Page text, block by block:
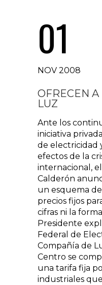
01
NOV 2008
OFRECEN A
LUZ
Ante los
iniciativa
de electricidad
efectos de la
internacional,
Calderón
un esquema
precios fijos
cifras ni la
Presidente
Federal de
Compañía de
Centro se
una tarifa fija
industriales